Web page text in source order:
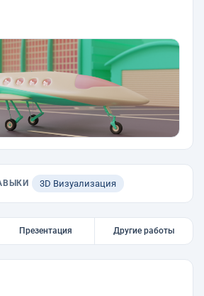
3D Визуализация
Презентация Другие работы